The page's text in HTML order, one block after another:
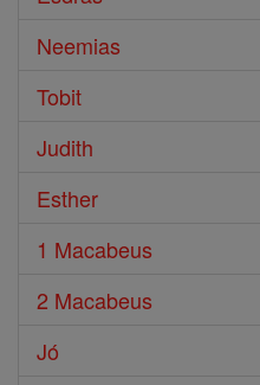
Neemias
Tobit
Judith
Esther
1 Macabeus
2 Macabeus
Jó